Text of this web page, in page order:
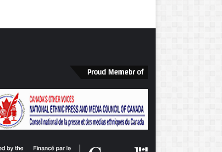
Proud Memebr of